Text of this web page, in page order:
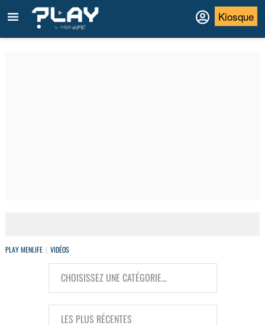
Kiosque
PLAY MENLIFE VIDÉOS